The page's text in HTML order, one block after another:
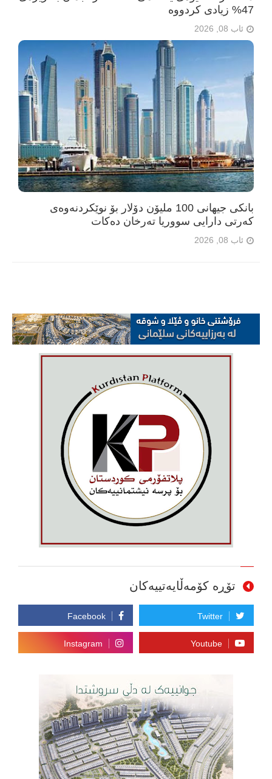
47% زیادی کردووە
ئاب 08, 2026
بانکی جیهانی 100 ملیۆن دۆلار بۆ نوێکردنەوەی
کەرتی دارایی سووریا تەرخان دەکات
ئاب 08, 2026
تۆڕە کۆمەڵایەتییەکان